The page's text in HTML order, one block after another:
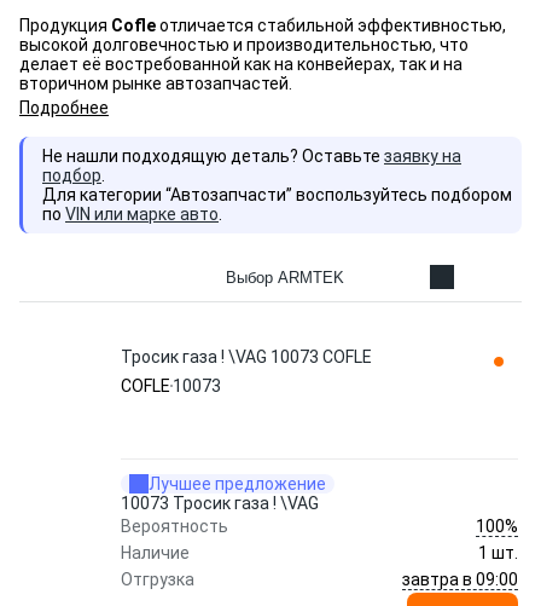
Продукция Cofleотличается стабильной эффективностью,
высокой долговечностью и производительностью, что
делает её востребованной как на конвейерах, так и на
вторичном рынке автозапчастей.
Подробнее
Не нашли подходящую деталь? Оставьте заявку на
подбор
Для категории “Автозапчасти” воспользуйтесь подбором
по VIN или марке авто
Выбор ARMTEK
Тросик газа ! \VAG 10073 COFLE
COFLE 10073
Лучшее предложение
10073 Тросик газа ! \VAG
Вероятность
100%
Наличие
1 шт.
Отгрузка
завтра в 09:00